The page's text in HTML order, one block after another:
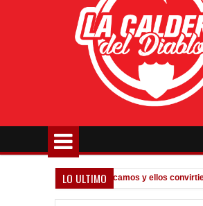
LO ULTIMO
errores, nos equivocamos y ellos convirtieron”